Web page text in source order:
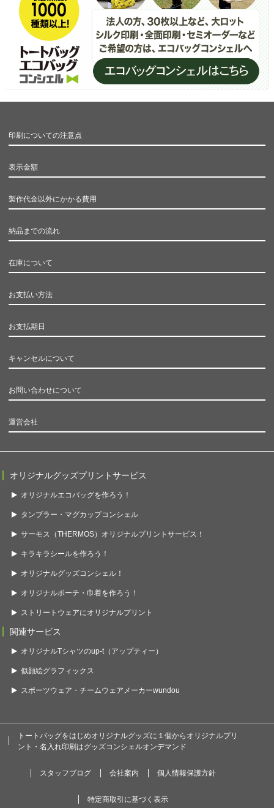
印刷についての注意点
表示金額
製作代金以外にかかる費用
納品までの流れ
在庫について
お支払い方法
お支払期日
キャンセルについて
お問い合わせについて
運営会社
オリジナルグッズプリントサービス
オリジナルエコバッグを作ろう！
タンブラー・マグカップコンシェル
サーモス（THERMOS）オリジナルプリントサービス！
キラキラシールを作ろう！
オリジナルグッズコンシェル！
オリジナルポーチ・巾着を作ろう！
ストリートウェアにオリジナルプリント
関連サービス
オリジナルTシャツのup-t（アップティー）
似顔絵グラフィックス
スポーツウェア・チームウェアメーカーwundou
トートバッグをはじめオリジナルグッズに１個からオリジナルプリ
ント・名入れ印刷はグッズコンシェルオンデマンド
スタッフブログ 会社案内 個人情報保護方針
特定商取引に基づく表示